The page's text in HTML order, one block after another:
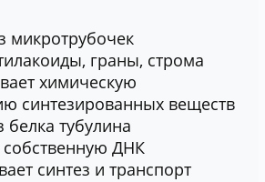
микротрубочек
граны, строма
химическую
синтезированных веществ
белка тубулина
ДНК
синтез и транспорт